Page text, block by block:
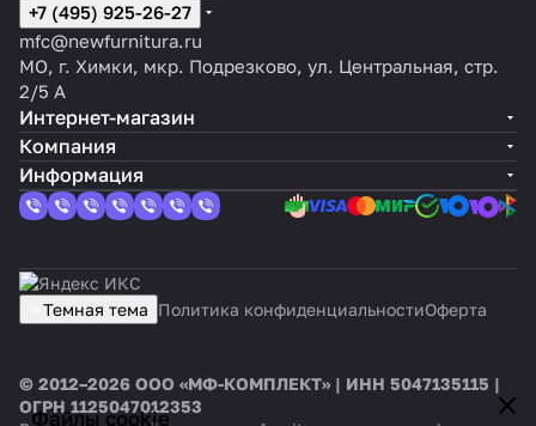
Файлы cookie
+7 (495) 925-26-27
mfc@newfurnitura.ru
МО, г. Химки, мкр. Подрезково, ул. Центральная, стр.
2/5 А
Интернет-магазин
Компания
Информация
Темная тема Политика конфиденциальностиОферта
© 2012–2026 ООО «МФ-КОМПЛЕКТ» | ИНН 5047135115 |
ОГРН 1125047012353